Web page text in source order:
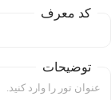
کد معرف
توضیحات